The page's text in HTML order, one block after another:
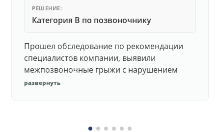
РЕШЕНИЕ:
Категория В по позвоночнику
Прошел обследование по рекомендации
специалистов компании, выявили
межпозвоночные грыжи с нарушением
функций. Юристы подготовили документы,
развернуть